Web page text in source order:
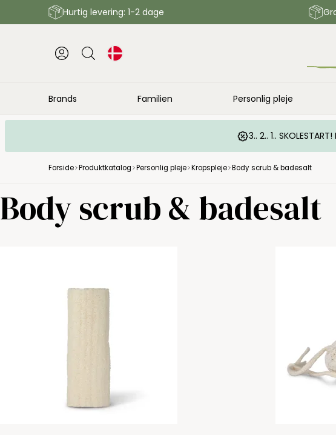
Hurtig levering: 1-2 dage
Brands Familien Personlig pleje
3.. 2.. 1..
Forside Produktkatalog Personlig pleje Kropspleje Body scrub & badesalt
Body scrub & badesalt